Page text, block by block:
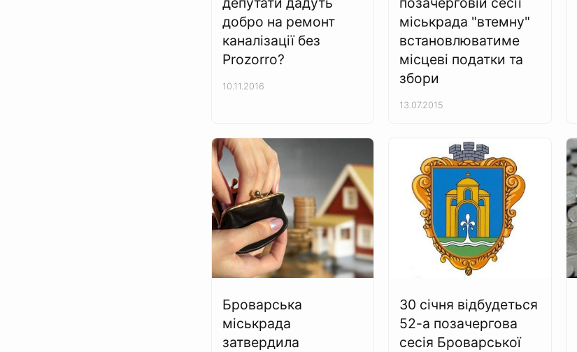
добро на ремонт
каналізації без
Prozorro?
10.11.2016
міськрада "втемну"
встановлюватиме
місцеві податки та
збори
13.07.2015
Броварська
міськрада
затвердила
30 січня відбудеться
52-а позачергова
сесія Броварської